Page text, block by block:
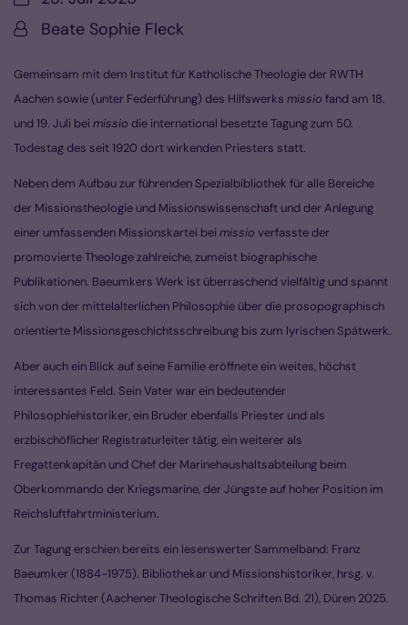
Von:Beate Sophie Fleck
Gemeinsam mit dem Institut für Katholische Theologie der RWTH
Aachen sowie (unter Federführung) des Hilfswerks missio fand am 18.
und 19. Juli bei missio die international besetzte Tagung zum 50.
Todestag des seit 1920 dort wirkenden Priesters statt.
Neben dem Aufbau zur führenden Spezialbibliothek für alle Bereiche
der Missionstheologie und Missionswissenschaft und der Anlegung
einer umfassenden Missionskartei bei missio verfasste der
promovierte Theologe zahlreiche, zumeist biographische
Publikationen. Baeumkers Werk ist überraschend vielfältig und spannt
sich von der mittelalterlichen Philosophie über die prosopographisch
orientierte Missionsgeschichtsschreibung bis zum lyrischen Spätwerk.
Aber auch ein Blick auf seine Familie eröffnete ein weites, höchst
interessantes Feld. Sein Vater war ein bedeutender
Philosophiehistoriker, ein Bruder ebenfalls Priester und als
erzbischöflicher Registraturleiter tätig, ein weiterer als
Fregattenkapitän und Chef der Marinehaushaltsabteilung beim
Oberkommando der Kriegsmarine, der Jüngste auf hoher Position im
Reichsluftfahrtministerium.
Zur Tagung erschien bereits ein lesenswerter Sammelband: Franz
Baeumker (1884-1975). Bibliothekar und Missionshistoriker, hrsg. v.
Thomas Richter (Aachener Theologische Schriften Bd. 21), Düren 2025.